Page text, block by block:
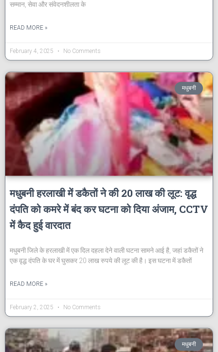
सम्मान, सेवा और संवेदनशीलता के
READ MORE »
February 4, 2025 No Comments
मधुबनी
मधुबनी हरलाखी में डकैतों ने की 20 लाख की लूट: वृद्ध
दंपति को कमरे में बंद कर घटना को दिया अंजाम, CCTV
में कैद हुई वारदात
मधुबनी जिले के हरलाखी में एक दिल दहला देने वाली घटना सामने आई है, जहां डकैतों ने
एक वृद्ध दंपति के घर में घुसकर 20 लाख रुपये की लूट की है। इस घटना में डकैतों
READ MORE »
February 2, 2025 No Comments
मधुबनी